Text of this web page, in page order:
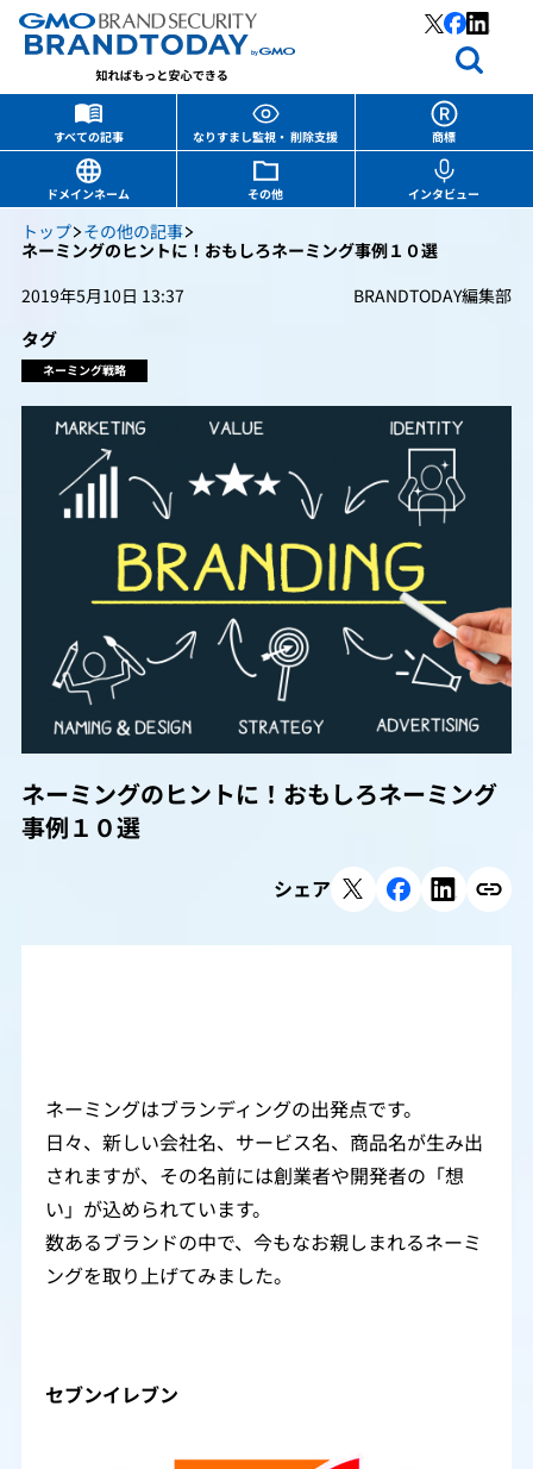
すべての記事 なりすまし監視・ 削除支援
商標
ドメインネーム
その他 インタビュー
トップ その他の記事
ネーミングのヒントに！おもしろネーミング事例１０選
2019年5月10日 13:37
BRANDTODAY編集部
タグ
ネーミング戦略
ネーミングのヒントに！おもしろネーミング
事例１０選
シェア
ネーミングはブランディングの出発点です。
日々、新しい会社名、サービス名、商品名が生み出
されますが、その名前には創業者や開発者の「想
い」が込められています。
数あるブランドの中で、今もなお親しまれるネーミ
ングを取り上げてみました。
セブンイレブン